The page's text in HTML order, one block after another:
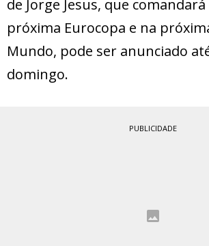
de Jorge Jesus, que
próxima Eurocopa e na
Mundo, pode ser anunciado
domingo.
PUBLICIDADE